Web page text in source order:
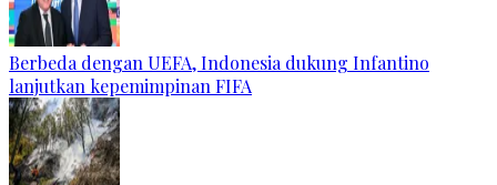
Berbeda dengan UEFA, Indonesia dukung Infantino
lanjutkan kepemimpinan FIFA